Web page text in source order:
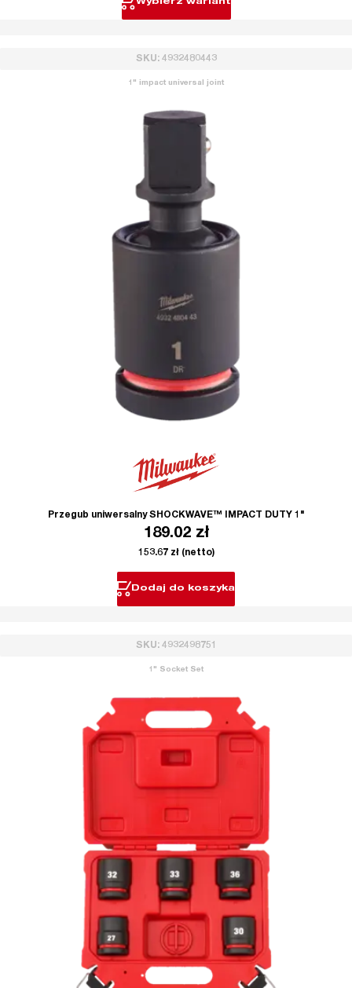
Wybierz wariant
SKU: 4932480443
1" impact universal joint
Przegub uniwersalny SHOCKWAVE™ IMPACT DUTY 1"
189.02 zł
153.67 zł(netto)
Dodaj do koszyka
SKU: 4932498751
1" Socket Set